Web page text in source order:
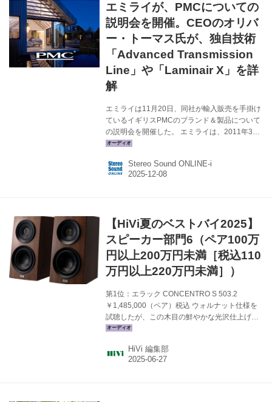
ウム押出しで作られたエンクロージャーだけで
はない。450Hz以上を担うリボン型同軸ユニッ
トは執念の技術のてんこ盛り。その同軸ド...
エミライが、PMCについての
説明会を開催。CEOのオリバ
ー・トーマス氏が、独自技術
「Advanced Transmission
Line」や「Laminair X」を詳
解
エミライは11月20日、同社が輸入販売を手掛け
ているイギリスPMCのブランド＆製品について
の説明会を開催した。 エミライは、2011年3月
の東日本大震災をきっかけに創業し、今年で15
不安に包まれていたが、そんな時期に、自分た
ちにできることで誰かの笑顔や未来に貢献でき
ユーザーが箱を開ける瞬間のワクワク感であっ
たり、音を鳴らした時の高揚感が、笑顔のある
未来につながって欲しいといった願いが込めら
れているそうだ。同社では現...
Stereo Sound ONLINE-i
【HiVi夏のベストバイ2025】
スピーカー部門6（ペア100万
円以上200万円未満［税込110
万円以上220万円未満］）
第1位：エラック CONCENTRO S 503.2
￥1,485,000（ペア）税込 ウォルナット仕様を
試聴したが、この木目の鮮やかな光沢仕上げ
は、息をのむほどに美しい。傾斜バッフルをは
が誇らしい。しかし最大の美点は、濃密な厚み
感やヌケ感を持っての表現力。新生 JET6とアル
HiVi 編集部